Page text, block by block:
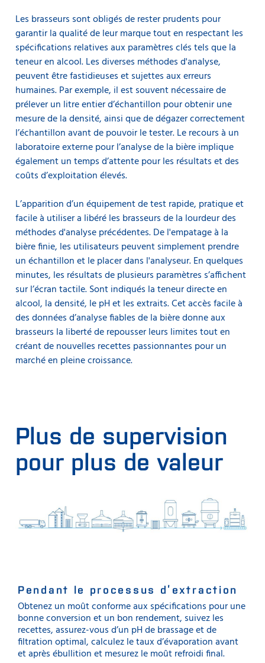
Les brasseurs sont obligés de rester prudents pour
garantir la qualité de leur marque tout en respectant les
spécifications relatives aux paramètres clés tels que la
teneur en alcool. Les diverses méthodes d'analyse,
peuvent être fastidieuses et sujettes aux erreurs
humaines. Par exemple, il est souvent nécessaire de
prélever un litre entier d’échantillon pour obtenir une
mesure de la densité, ainsi que de dégazer correctement
l’échantillon avant de pouvoir le tester. Le recours à un
laboratoire externe pour l’analyse de la bière implique
également un temps d’attente pour les résultats et des
coûts d’exploitation élevés.
L’apparition d’un équipement de test rapide, pratique et
facile à utiliser a libéré les brasseurs de la lourdeur des
méthodes d'analyse précédentes. De l'empatage à la
bière finie, les utilisateurs peuvent simplement prendre
un échantillon et le placer dans l'analyseur. En quelques
minutes, les résultats de plusieurs paramètres s’affichent
sur l’écran tactile. Sont indiqués la teneur directe en
alcool, la densité, le pH et les extraits. Cet accès facile à
des données d’analyse fiables de la bière donne aux
brasseurs la liberté de repousser leurs limites tout en
créant de nouvelles recettes passionnantes pour un
marché en pleine croissance.
Plus de supervision
pour plus de valeur
Pendant le processus d’extraction
Obtenez un moût conforme aux spécifications pour une
bonne conversion et un bon rendement, suivez les
recettes, assurez-vous d’un pH de brassage et de
filtration optimal, calculez le taux d’évaporation avant
et après ébullition et mesurez le moût refroidi final.